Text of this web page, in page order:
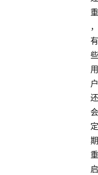
重
，
有
些
用
户
还
会
定
期
重
启